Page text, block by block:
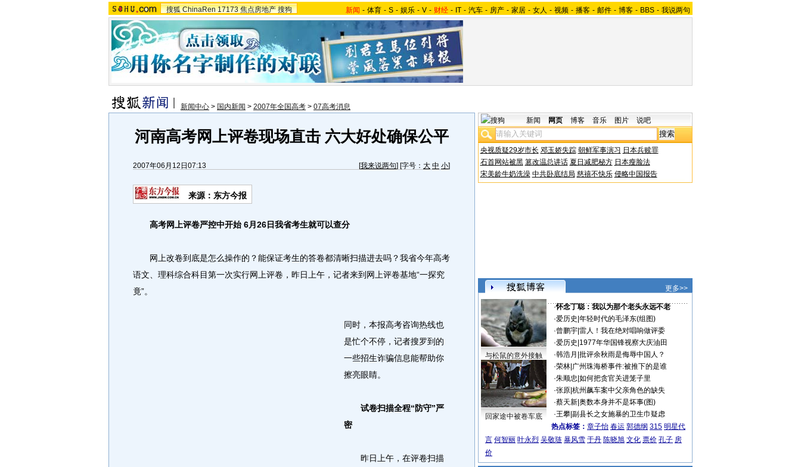
搜狐 ChinaRen 17173 焦点房地产 搜狗 新闻 - 体育 - S - 娱乐 - V - 财经 - IT - 汽车 - 房产 - 家居 - 女人 - 视频 - 播客 - 邮件 - 博客 - BBS - 我说两句
新闻中心 > 国内新闻 > 2007年全国高考 > 07高考消息
河南高考网上评卷现场直击 六大好处确保公平
2007年06月12日07:13 [我来说两句] [字号： 大 中 小]
来源：东方今报
高考网上评卷严控中开始 6月26日我省考生就可以查分
网上改卷到底是怎么操作的？能保证考生的答卷都清晰扫描进去吗？我省今年高考
语文、理科综合科目第一次实行网上评卷，昨日上午，记者来到网上评卷基地“一探究
竟”。
同时，本报高考咨询热线也
是忙个不停，记者搜罗到的
一些招生诈骗信息能帮助你
擦亮眼睛。
试卷扫描全程“防守”严
密
昨日上午，在评卷扫描
新闻 网页 博客 音乐 图片 说吧
央视质疑29岁市长 邓玉娇失踪 朝鲜军事演习 日本兵赎罪
石首网站被黑 篡改温总讲话 夏日减肥秘方 日本瘦脸法
宋美龄牛奶洗澡 中共卧底结局 慈禧不快乐 侵略中国报告
更多>>
与松鼠的意外接触
回家途中被卷车底
·怀念丁聪：我以为那个老头永远不老
·爱历史 年轻时代的毛泽东(组图)
·曾鹏宇| 雷人！我在绝对唱响做评委
·爱历史 1977年华国锋视察大庆油田
·韩浩月 批评余秋雨是侮辱中国人？
·荣林| 广州珠海桥事件:被推下的是谁
·朱顺忠 如何把贪官关进笼子里
·张原| 杭州飙车案中父亲角色的缺失
·蔡天新| 奥数本身并不是坏事(图)
·王攀| 副县长之女施暴的卫生巾疑虑
热点标签： 章子怡 春运 郭德纲 315 明星代
言 何智丽 叶永烈 吴敬琏 暴风雪 于丹 陈晓旭 文化 票价 孔子 房
价